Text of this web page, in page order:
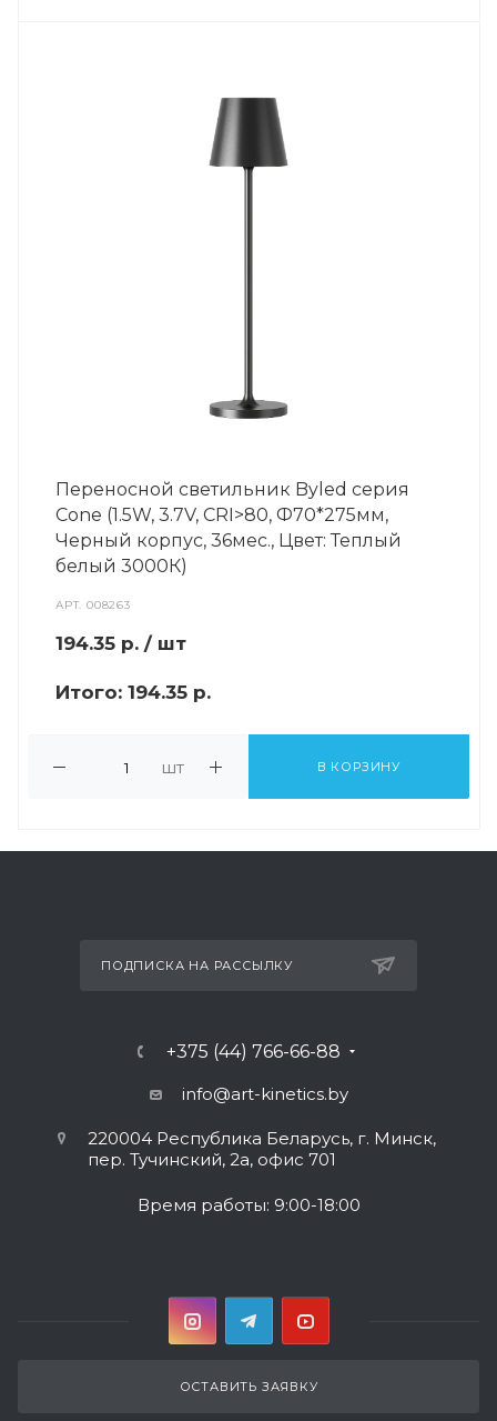
Переносной светильник Byled серия
Cone (1.5W, 3.7V, CRI>80, Ф70*275мм,
Черный корпус, 36мес., Цвет: Теплый
белый 3000К)
АРТ.008263
194.35 р. / шт
Итого: 194.35 р.
шт В КОРЗИНУ
ПОДПИСКА НА РАССЫЛКУ
+375 (44) 766-66-88
info@art-kinetics.by
220004 Республика Беларусь, г. Минск,
пер. Тучинский, 2а, офис 701
Время работы: 9:00-18:00
ОСТАВИТЬ ЗАЯВКУ